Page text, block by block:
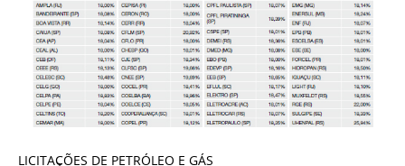
LICITAÇÕES DE PETRÓLEO E GÁS